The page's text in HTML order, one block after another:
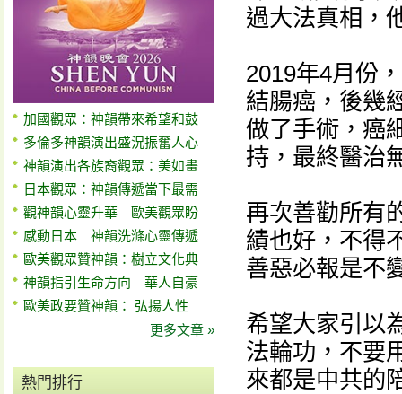
加國觀眾：神韻帶來希望和鼓
多倫多神韻演出盛況振奮人心
神韻演出各族裔觀眾：美如畫
日本觀眾：神韻傳遞當下最需
觀神韻心靈升華 歐美觀眾盼
感動日本 神韻洗滌心靈傳遞
歐美觀眾贊神韻：樹立文化典
神韻指引生命方向 華人自豪
歐美政要贊神韻： 弘揚人性
更多文章 »
熱門排行
過大法真相，
2019年4月份
結腸癌，後幾
做了手術，癌
持，最終醫治
再次善勸所有
績也好，不得
善惡必報是不
希望大家引以
法輪功，不要
來都是中共的